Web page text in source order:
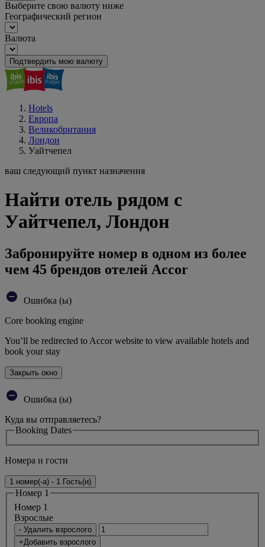
Выберите свою валюту ниже
Географический регион
Валюта
Подтвердить мою валюту
Hotels
Европа
Великобритания
Лондон
Уайтчепел
ваш следующий пункт назначения
Найти отель рядом с
Уайтчепел, Лондон
Забронируйте номер в одном из более
чем 45 брендов отелей Accor
Ошибка (ы)
Core booking engine
You’ll be redirected to Accor website to view available hotels and
book your stay
Закрыть окно
Ошибка (ы)
Куда вы отправляетесь?
Booking Dates
Номера и гости
1 номер(-а) - 1 Гость(и)
Номер 1
Номер 1
Bзрослые
- Удалить взрослого
+Добавить взрослого